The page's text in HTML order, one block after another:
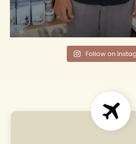
Follow on